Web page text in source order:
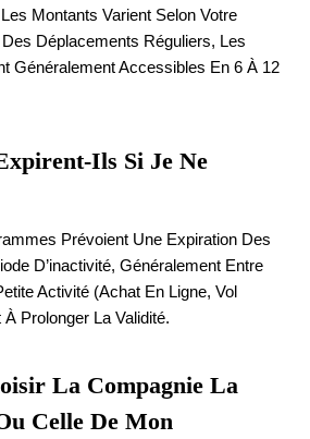
Montants Varient Selon Votre
Déplacements Réguliers, Les
Généralement Accessibles En 6 À 12
Ils Si Je Ne
Prévoient Une Expiration Des
D’inactivité, Généralement Entre
Activité (achat En Ligne, Vol
Prolonger La Validité.
La Compagnie La
Celle De Mon